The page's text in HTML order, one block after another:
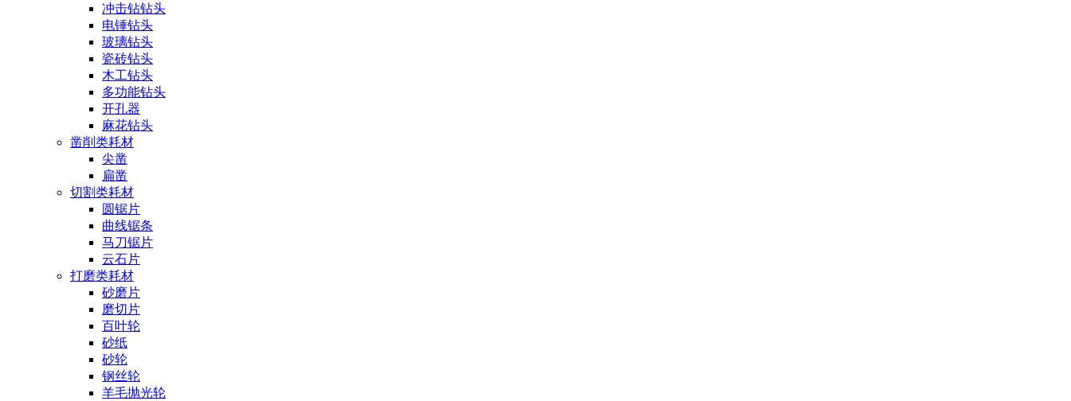
冲击钻钻头
电锤钻头
玻璃钻头
瓷砖钻头
木工钻头
多功能钻头
开孔器
麻花钻头
凿削类耗材
尖凿
扁凿
切割类耗材
圆锯片
曲线锯条
马刀锯片
云石片
打磨类耗材
砂磨片
磨切片
百叶轮
砂纸
砂轮
钢丝轮
羊毛抛光轮